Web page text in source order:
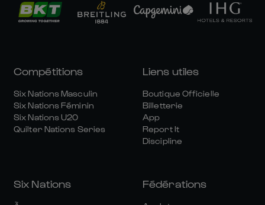
Compétitions
Six Nations Masculin
Six Nations Féminin
Six Nations U20
Quilter Nations Series
Liens utiles
Boutique Officielle
Billetterie
App
Report It
Discipline
Six Nations Fédérations